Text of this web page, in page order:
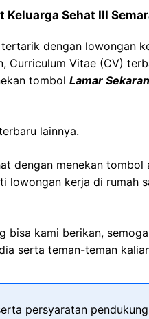
Keluarga Sehat III
dengan lowongan
Curriculum Vitae (CV)
tombol Lamar
lainnya.
dengan menekan tombol
lowongan kerja di rumah
bisa kami berikan,
serta teman-teman
persyaratan